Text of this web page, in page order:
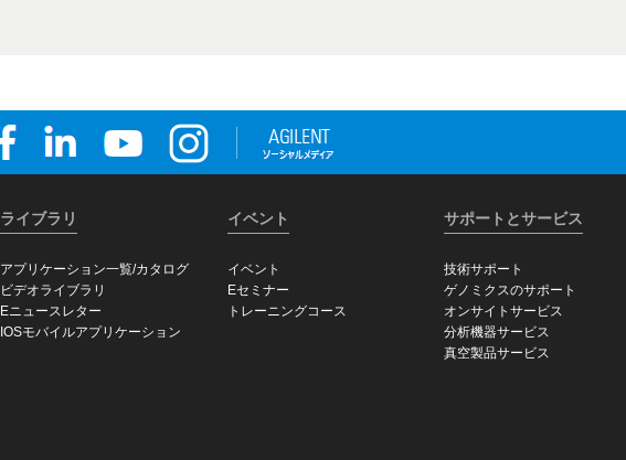
ライブラリ
アプリケーション一覧/カタログ
ビデオライブラリ
Eニュースレター
IOSモバイルアプリケーション
イベント
イベント
Eセミナー
トレーニングコース
サポートとサービス
技術サポート
ゲノミクスのサポート
オンサイトサービス
分析機器サービス
真空製品サービス